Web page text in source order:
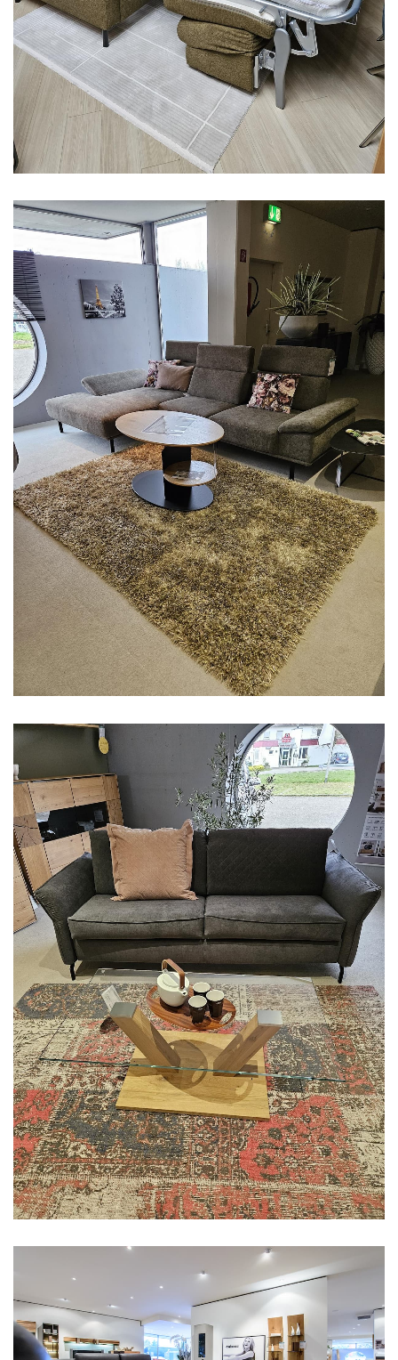
Aus unserer Ausstellung
Aus unserer Ausstellung
Aus unserer Ausstellung